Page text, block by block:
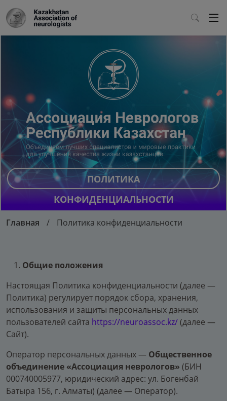
ПОЛИТИКА
КОНФИДЕНЦИАЛЬНОСТИ
Главная Политика конфиденциальности
Общие положения
Настоящая Политика конфиденциальности (далее —
Политика) регулирует порядок сбора, хранения,
использования и защиты персональных данных
пользователей сайта https://neuroassoc.kz/(далее —
Сайт).
Оператор персональных данных — Общественное
объединение «Ассоциация неврологов» (БИН
000740005977, юридический адрес: ул. Богенбай
Батыра 156, г. Алматы) (далее — Оператор).